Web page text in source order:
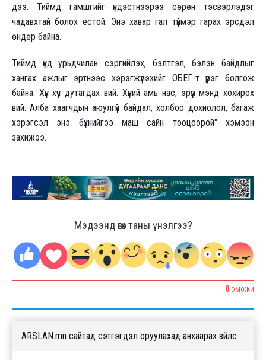
дээ. Тиймд гамшгийг үндэстнээрээ сөрөн тэсвэрлэдэг
чадавхтай болох ёстой. Энэ хавар гал түймэр гарах эрсдэл
өндөр байна.
Тиймд үүнд урьдчилан сэргийлэх, бэлтгэл, бэлэн байдлыг
хангах ажлыг эртнээс хэрэгжүүлэхийг ОБЕГ-т үүрэг болгож
байна. Хүн хүч дутагдах вий. Хүний амь нас, эрүүл мэнд хохирох
вий. Алба хаагчдын аюулгүй байдал, холбоо дохиолол, багаж
хэрэгсэл энэ бүхнийгээ маш сайн тооцоорой" хэмээн
захижээ.
Мэдээнд өгөх таны үнэлгээ?
0 ЭМОЖИ
ARSLAN.mn сайтад сэтгэгдэл оруулахад анхаарах зүйлс